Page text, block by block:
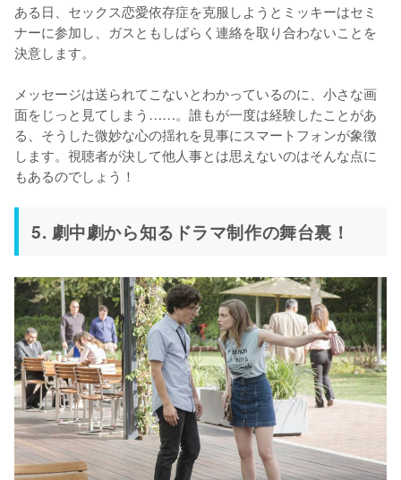
ある日、セックス恋愛依存症を克服しようとミッキーはセミ
ナーに参加し、ガスともしばらく連絡を取り合わないことを
決意します。
メッセージは送られてこないとわかっているのに、小さな画
面をじっと見てしまう……。誰もが一度は経験したことがあ
る、そうした微妙な心の揺れを見事にスマートフォンが象徴
します。視聴者が決して他人事とは思えないのはそんな点に
5. 劇中劇から知るドラマ制作の舞台裏！